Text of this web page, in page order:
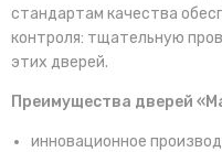
стандартам качества
контроля: тщательную
этих дверей.
Преимущества дверей
инновационное